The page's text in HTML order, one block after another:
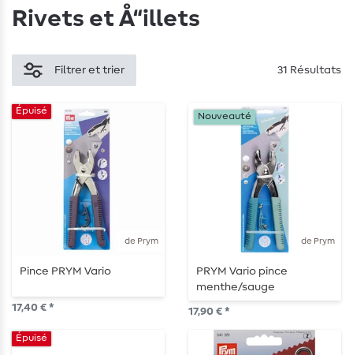
Rivets et Å“illets
Filtrer et trier 31 Résultats
de Prym
Épuisé
Pince PRYM Vario
17,40 € *
de Prym
Nouveauté
PRYM Vario pince
menthe/sauge
17,90 € *
Épuisé